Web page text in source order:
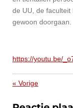
de UU, de
gewoon doorgaan.
https://youtu.be/
« Vorige